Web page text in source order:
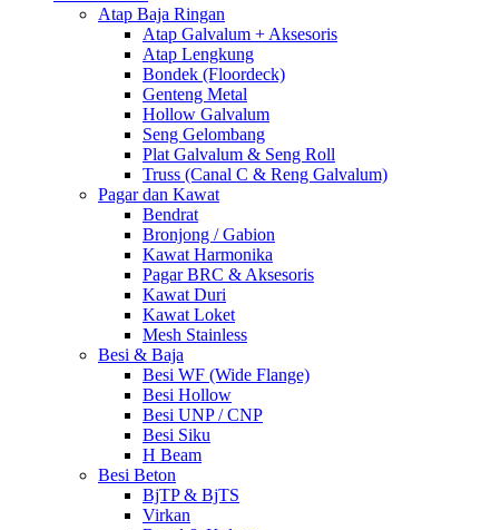
Atap Baja Ringan
Atap Galvalum + Aksesoris
Atap Lengkung
Bondek (Floordeck)
Genteng Metal
Hollow Galvalum
Seng Gelombang
Plat Galvalum & Seng Roll
Truss (Canal C & Reng Galvalum)
Pagar dan Kawat
Bendrat
Bronjong / Gabion
Kawat Harmonika
Pagar BRC & Aksesoris
Kawat Duri
Kawat Loket
Mesh Stainless
Besi & Baja
Besi WF (Wide Flange)
Besi Hollow
Besi UNP / CNP
Besi Siku
H Beam
Besi Beton
BjTP & BjTS
Virkan